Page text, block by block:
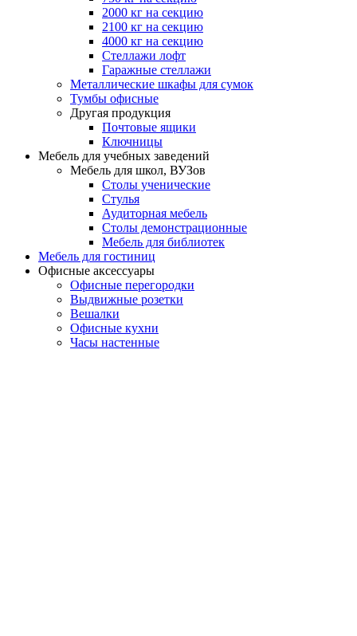
2000 кг на секцию
2100 кг на секцию
4000 кг на секцию
Стеллажи лофт
Гаражные стеллажи
Металлические шкафы для сумок
Тумбы офисные
Другая продукция
Почтовые ящики
Ключницы
Мебель для учебных заведений
Мебель для школ, ВУЗов
Столы ученические
Стулья
Аудиторная мебель
Столы демонстрационные
Мебель для библиотек
Мебель для гостиниц
Офисные аксессуары
Офисные перегородки
Выдвижные розетки
Вешалки
Офисные кухни
Часы настенные